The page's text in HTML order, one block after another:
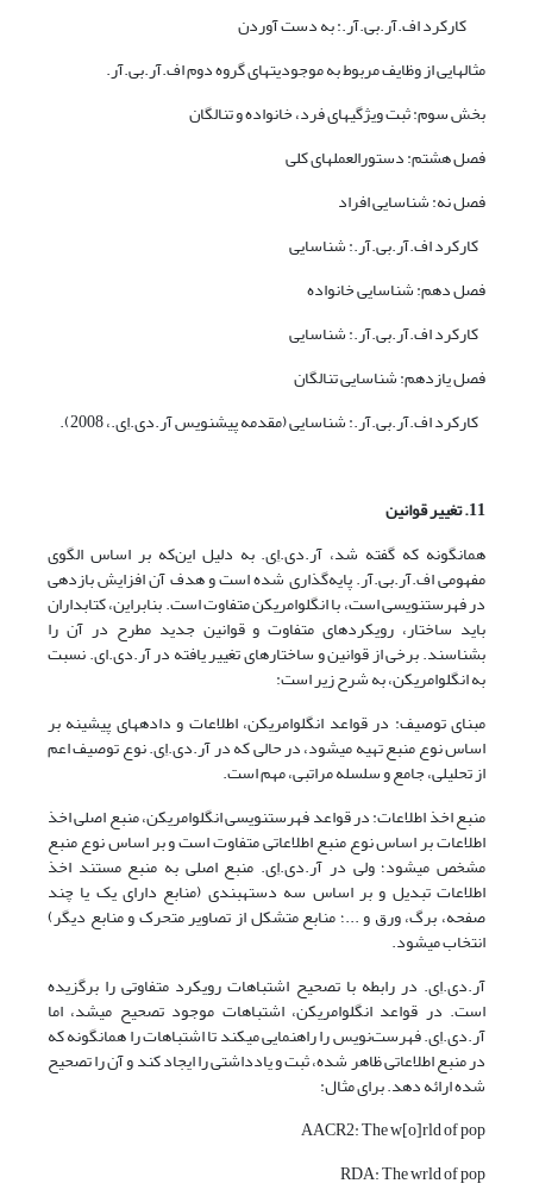
کارکرد اف.آر.بی.آر.: به دست آوردن
مثالهایی از وظایف مربوط به موجودیتهای گروه دوم اف.آر.بی.آر.
بخش سوم: ثبت ویژگیهای فرد، خانواده و تنالگان
فصل هشتم: دستورالعملهای کلی
فصل نه: شناسایی افراد
کارکرد اف.آر.بی.آر.: شناسایی
فصل دهم: شناسایی خانواده
کارکرد اف.آر.بی.آر.: شناسایی
فصل یازدهم: شناسایی تنالگان
کارکرد اف.آر.بی.آر.: شناسایی (مقدمه پیش­نویس آر.دی.اِی.، 2008).
11. تغییر قوانین
همان­گونه که گفته شد، آر.دی.اِی. به دلیل این‌که بر اساس الگوی
مفهومی اف.آر.بی.آر. پایه‌گذاری شده است و هدف آن افزایش بازدهی
در فهرست­نویسی است، با انگلوامریکن متفاوت است. بنابراین، کتابداران
باید ساختار، رویکردهای متفاوت و قوانین جدید مطرح در آن را
بشناسند. برخی از قوانین و ساختارهای تغییر یافته در آر.دی.ای. نسبت
به انگلوامریکن، به شرح زیر است:
مبنای توصیف: در قواعد انگلوامریکن، اطلاعات و داده­های پیشینه بر
اساس نوع منبع تهیه می­شود، در حالی که در آر.دی.اِی. نوع توصیف اعم
از تحلیلی، جامع و سلسله مراتبی، مهم است.
منبع اخذ اطلاعات: در قواعد فهرست­نویسی انگلوامریکن، منبع اصلی اخذ
اطلاعات بر اساس نوع منبع اطلاعاتی متفاوت است و بر اساس نوع منبع
مشخص می­شود؛ ولی در آر.دی.اِی. منبع اصلی به منبع مستند اخذ
اطلاعات تبدیل و بر اساس سه دسته­بندی (منابع دارای یک یا چند
صفحه، برگ، ورق و ...؛ منابع متشکل از تصاویر متحرک و منابع دیگر)
انتخاب می­شود.
آر.دی.اِی. در رابطه با تصحیح اشتباهات رویکرد متفاوتی را برگزیده
است. در قواعد انگلوامریکن، اشتباهات موجود تصحیح می­شد، اما
آر.دی.اِی. فهرست‌نویس را راهنمایی می­کند تا اشتباهات را همان­گونه که
در منبع اطلاعاتی ظاهر شده، ثبت و یادداشتی را ایجاد کند و آن را تصحیح
شده ارائه دهد. برای مثال:
AACR2: The w[o]rld of pop
RDA: The wrld of pop